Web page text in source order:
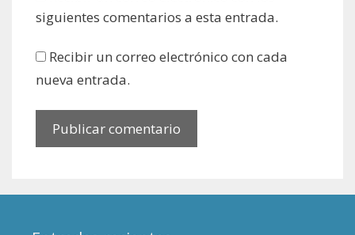
siguientes comentarios a esta entrada.
Recibir un correo electrónico con cada
nueva entrada.